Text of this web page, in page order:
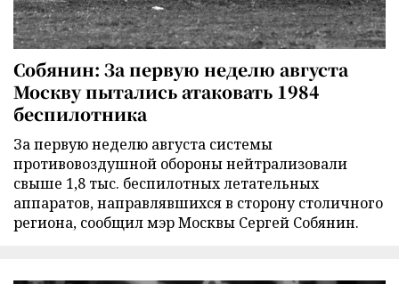
Собянин: За первую неделю августа
Москву пытались атаковать 1984
беспилотника
За первую неделю августа системы
противовоздушной обороны нейтрализовали
свыше 1,8 тыс. беспилотных летательных
аппаратов, направлявшихся в сторону столичного
региона, сообщил мэр Москвы Сергей Собянин.